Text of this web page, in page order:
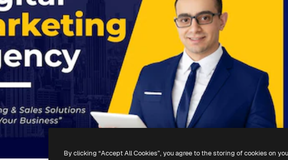
By clicking “Accept All Cookies”, you agree to the storing of cookies on